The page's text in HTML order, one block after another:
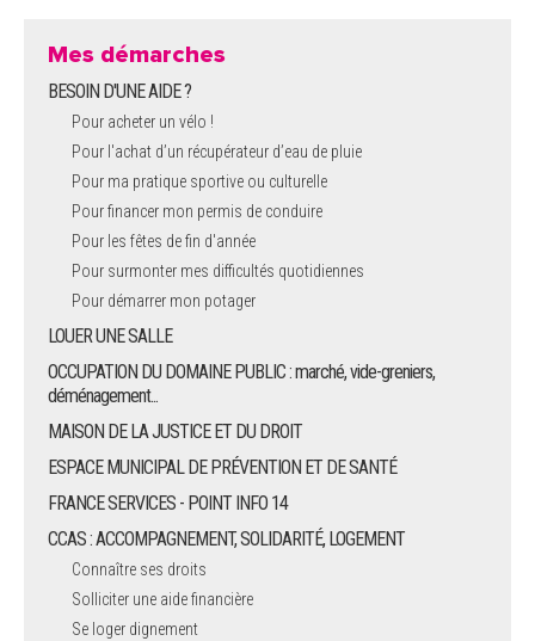
Mes démarches
BESOIN D'UNE AIDE ?
Pour acheter un vélo !
Pour l'achat d’un récupérateur d’eau de pluie
Pour ma pratique sportive ou culturelle
Pour financer mon permis de conduire
Pour les fêtes de fin d'année
Pour surmonter mes difficultés quotidiennes
Pour démarrer mon potager
LOUER UNE SALLE
OCCUPATION DU DOMAINE PUBLIC : marché, vide-greniers,
déménagement...
MAISON DE LA JUSTICE ET DU DROIT
ESPACE MUNICIPAL DE PRÉVENTION ET DE SANTÉ
FRANCE SERVICES - POINT INFO 14
CCAS : ACCOMPAGNEMENT, SOLIDARITÉ, LOGEMENT
Connaître ses droits
Solliciter une aide financière
Se loger dignement